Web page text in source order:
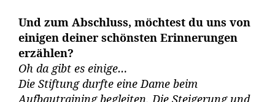
Und zum Abschluss, möchtest du uns von
einigen deiner schönsten Erinnerungen
erzählen?
Oh da gibt es einige…
Die Stiftung durfte eine Dame beim
Aufbautraining begleiten. Die Steigerung und